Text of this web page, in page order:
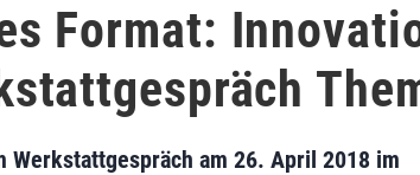
Format:
Werkstattgespräch am 26. April 2018 im